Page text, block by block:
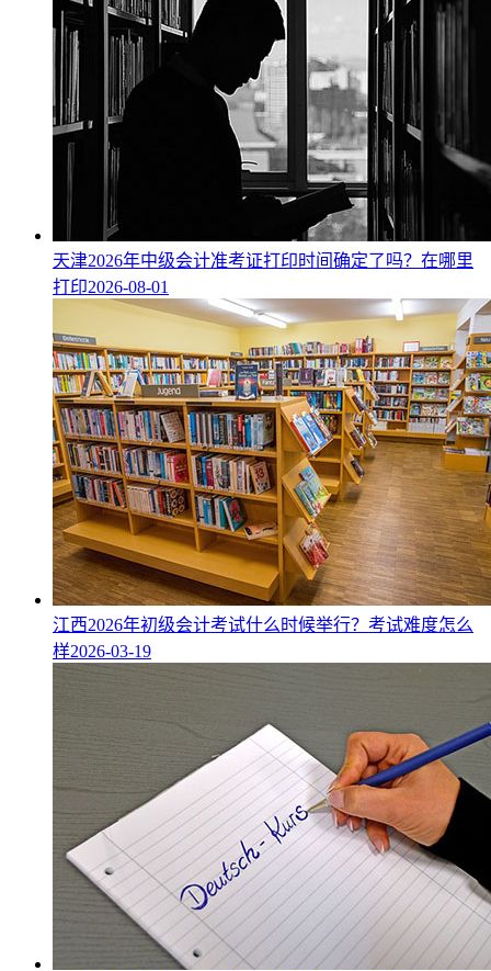
天津2026年中级会计准考证打印时间确定了吗？在哪里
打印2026-08-01
江西2026年初级会计考试什么时候举行？考试难度怎么
样2026-03-19